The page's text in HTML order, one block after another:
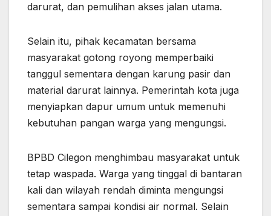
darurat, dan pemulihan akses jalan utama.
Selain itu, pihak kecamatan bersama
masyarakat gotong royong memperbaiki
tanggul sementara dengan karung pasir dan
material darurat lainnya. Pemerintah kota juga
menyiapkan dapur umum untuk memenuhi
kebutuhan pangan warga yang mengungsi.
BPBD Cilegon menghimbau masyarakat untuk
tetap waspada. Warga yang tinggal di bantaran
kali dan wilayah rendah diminta mengungsi
sementara sampai kondisi air normal. Selain